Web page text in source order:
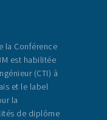
la Conférence
est habilitée
(CTI) à
et le label
la
de diplôme